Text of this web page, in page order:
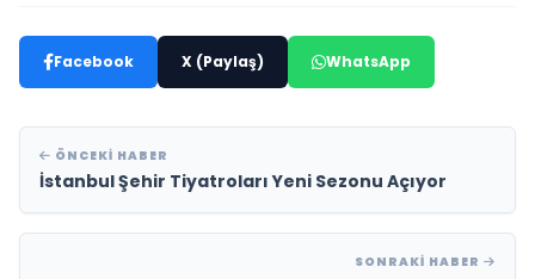
Facebook X (Paylaş) WhatsApp
ÖNCEKI HABER
İstanbul Şehir Tiyatroları Yeni Sezonu Açıyor
SONRAKI HABER